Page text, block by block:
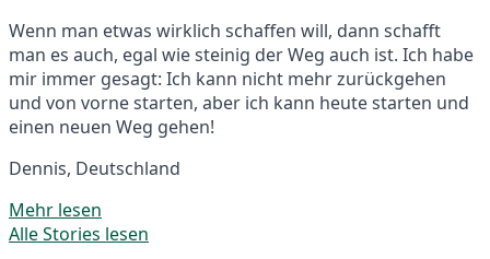
Wenn man etwas wirklich schaffen will, dann schafft
man es auch, egal wie steinig der Weg auch ist. Ich habe
mir immer gesagt: Ich kann nicht mehr zurückgehen
und von vorne starten, aber ich kann heute starten und
einen neuen Weg gehen!
Dennis, Deutschland
Mehr lesen
Alle Stories lesen